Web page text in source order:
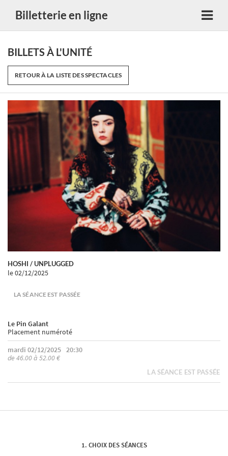
Billetterie en ligne
BILLETS À L'UNITÉ
RETOUR À LA LISTE DES SPECTACLES
HOSHI / UNPLUGGED
le 02/12/2025
LA SÉANCE EST PASSÉE
Le Pin Galant
Placement numéroté
mardi 02/12/2025 20:30
de 46.00 à 52.00 €
LA SÉANCE EST PASSÉE
CHOIX DES SÉANCES